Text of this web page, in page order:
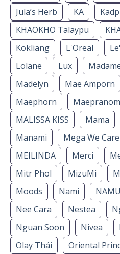
Jula’s Herb
KA
KHAOKHO Talaypu
Kokliang
L'Oreal
Lolane
Lux
Madelyn
Mae Amporn
Maephorn
MALISSA KISS
Mama
Manami
Mega We Care
MEILINDA
Merci
Mitr Phol
MizuMi
Moods
Nami
Nee Cara
Nestea
Nguan Soon
Nivea
Olay Thái
Oriental